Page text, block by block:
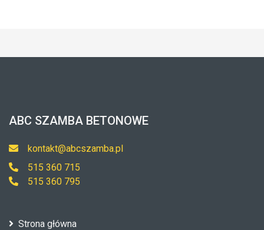
ABC SZAMBA BETONOWE
kontakt@abcszamba.pl
515 360 715
515 360 795
Strona główna